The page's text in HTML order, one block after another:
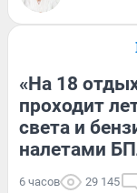
«На 18
проходит
света и
налетами
6 часов 29 145